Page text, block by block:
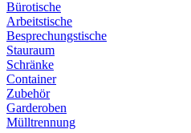
Bürotische
Arbeitstische
Besprechungstische
Stauraum
Schränke
Container
Zubehör
Garderoben
Mülltrennung